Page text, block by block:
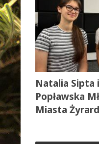
Natalia Sipta
Popławska
Miasta